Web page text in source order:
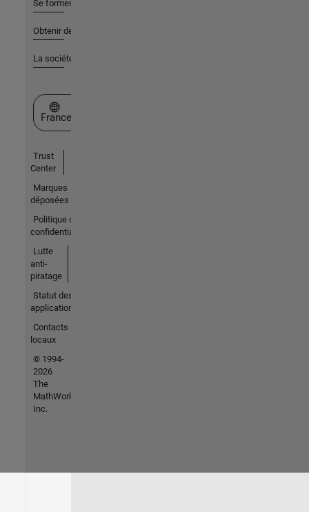
Se former
Obtenir de l'aide
La société
Sélectionner un site web
France
Trust
Center
Marques
déposées
Politique de
confidentialité
Lutte
anti-
piratage
Statut des
applications
Contacts
locaux
© 1994-
2026
The
MathWorks,
Inc.